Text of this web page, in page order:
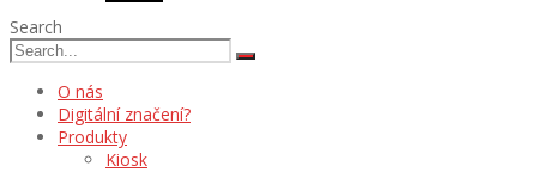
Search
O nás
Digitální značení?
Produkty
Kiosk